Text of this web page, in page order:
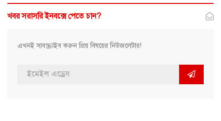
খবর সরাসরি ইনবক্সে পেতে চান?
এখনই সাবস্ক্রাইব করুন প্রিয় বিষয়ের নিউজলেটার!